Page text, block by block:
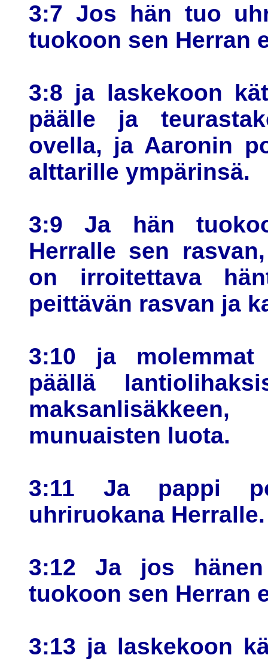
3:7 Jos hän tuo
tuokoon sen Herran
3:8 ja laskekoon
päälle ja
ovella, ja Aaronin
alttarille ympärinsä.
3:9 Ja hän
Herralle sen
on irroitettava
peittävän rasvan ja
3:10 ja
päällä
munuaisten luota.
3:11 Ja pappi
uhriruokana Herralle.
3:12 Ja jos
tuokoon sen Herran
3:13 ja laskekoon